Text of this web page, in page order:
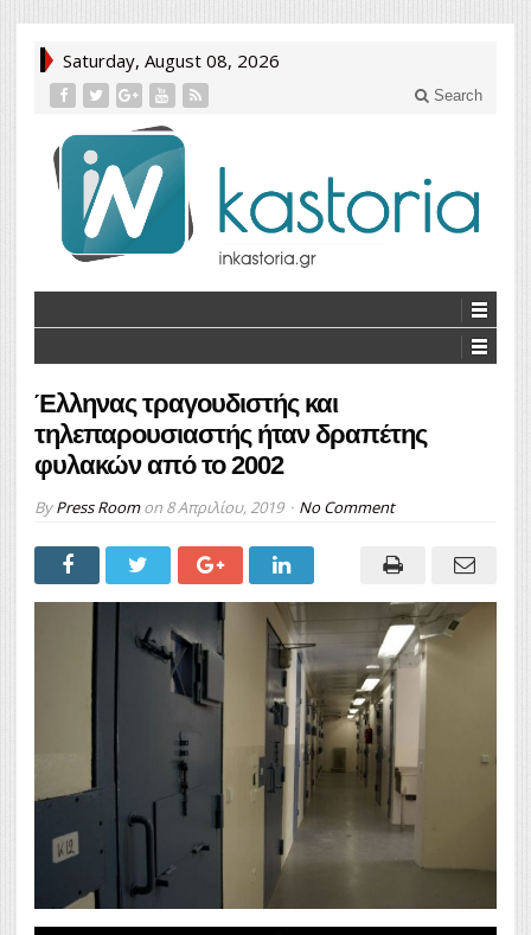
Saturday, August 08, 2026
Search
Έλληνας τραγουδιστής και
τηλεπαρουσιαστής ήταν δραπέτης
φυλακών από το 2002
ByPress Roomon 8 Απριλίου, 2019 No Comment